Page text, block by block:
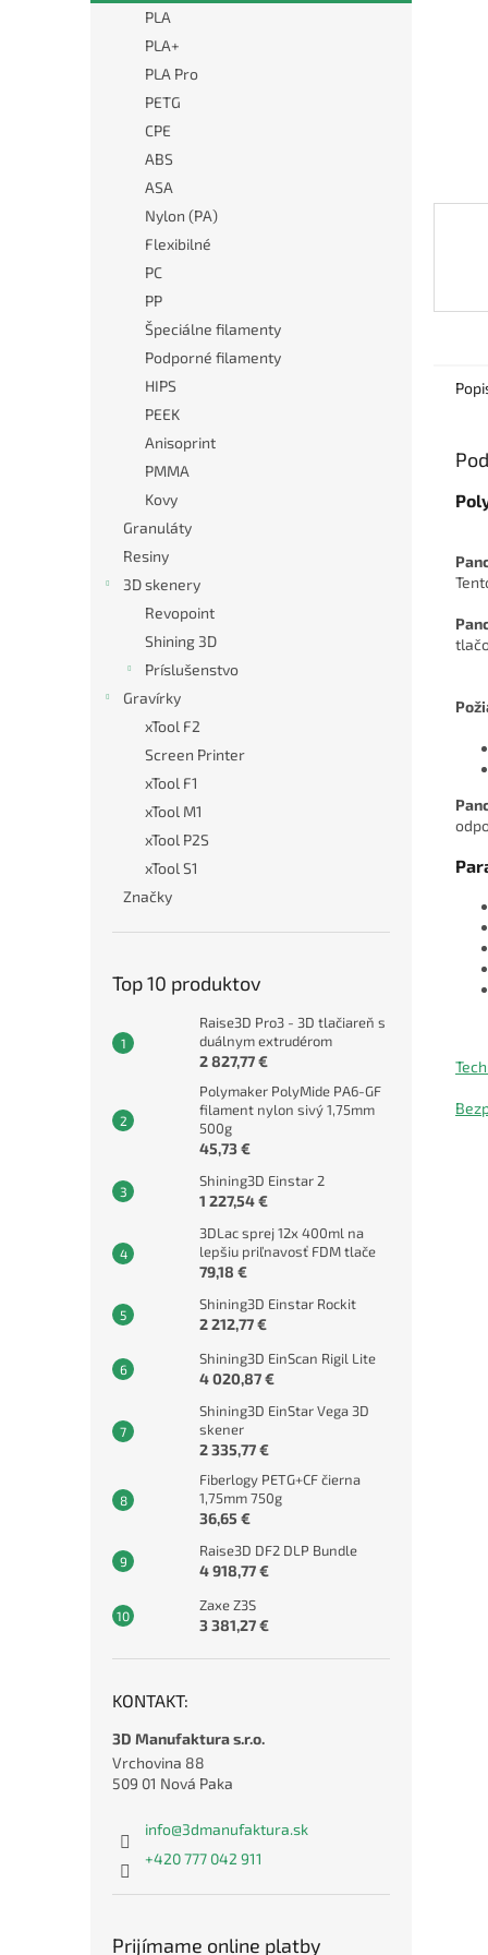
PLA
PLA+
PLA Pro
PETG
CPE
ABS
ASA
Nylon (PA)
Flexibilné
PC
PP
Špeciálne filamenty
Podporné filamenty
HIPS
PEEK
Anisoprint
PMMA
Kovy
Granuláty
Resiny
3D skenery
Revopoint
Shining 3D
Príslušenstvo
Gravírky
xTool F2
Screen Printer
xTool F1
xTool M1
xTool P2S
xTool S1
Značky
Top 10 produktov
Raise3D Pro3 - 3D tlačiareň s
duálnym extrudérom
2 827,77 €
Polymaker PolyMide PA6-GF
filament nylon sivý 1,75mm
500g
45,73 €
Shining3D Einstar 2
1 227,54 €
3DLac sprej 12x 400ml na
lepšiu priľnavosť FDM tlače
79,18 €
Shining3D Einstar Rockit
2 212,77 €
Shining3D EinScan Rigil Lite
4 020,87 €
Shining3D EinStar Vega 3D
skener
2 335,77 €
Fiberlogy PETG+CF čierna
1,75mm 750g
36,65 €
Raise3D DF2 DLP Bundle
4 918,77 €
Zaxe Z3S
3 381,27 €
KONTAKT:
3D Manufaktura s.r.o.
Vrchovina 88
509 01 Nová Paka
info@3dmanufaktura.sk
+420 777 042 911
Prijímame online platby